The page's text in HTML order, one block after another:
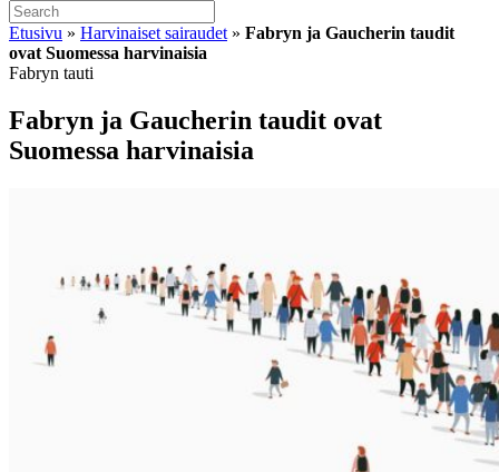
Etusivu » Harvinaiset sairaudet » Fabryn ja Gaucherin taudit
ovat Suomessa harvinaisia
Fabryn tauti
Fabryn ja Gaucherin taudit ovat
Suomessa harvinaisia